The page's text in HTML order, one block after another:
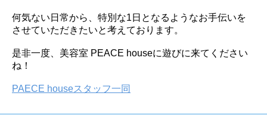
何気ない日常から、特別な1日となるようなお手伝いを
させていただきたいと考えております。
是非一度、美容室 PEACE houseに遊びに来てください
ね！
PAECE houseスタッフ一同